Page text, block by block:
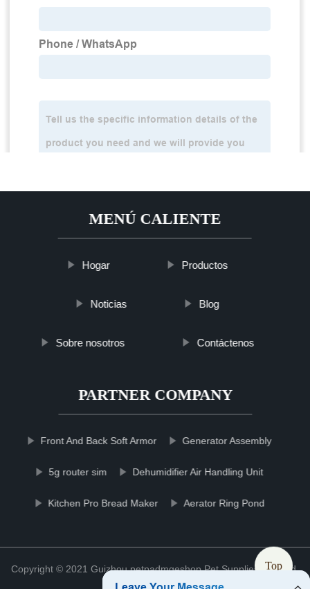
MENÚ CALIENTE
Hogar Productos
Noticias Blog
Sobre nosotros Contáctenos
PARTNER COMPANY
Front And Back Soft Armor Generator Assembly
5g router sim Dehumidifier Air Handling Unit
Kitchen Pro Bread Maker Aerator Ring Pond
Copyright © 2021 Guizhou petpadmqeshop Pet Supplies Co., Ltd.
Sitemap
Top